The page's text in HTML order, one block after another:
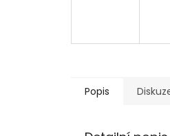
Popis